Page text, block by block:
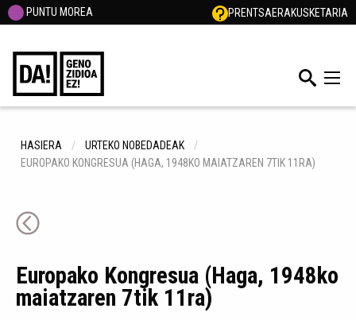
PUNTU MOREA PRENTSAERAKUSKETARIA
HASIERA
URTEKO NOBEDADEAK
EUROPAKO KONGRESUA (HAGA, 1948KO MAIATZAREN 7TIK 11RA)
Europako Kongresua (Haga, 1948ko
maiatzaren 7tik 11ra)